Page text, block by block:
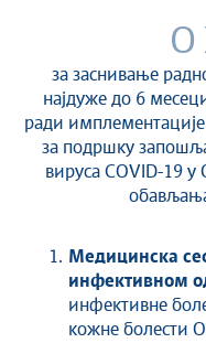
О
за заснивање
најдуже до 6
ради
за подршку
вируса COVID-19
Медицинска
инфективном
инфективне
кожне болести